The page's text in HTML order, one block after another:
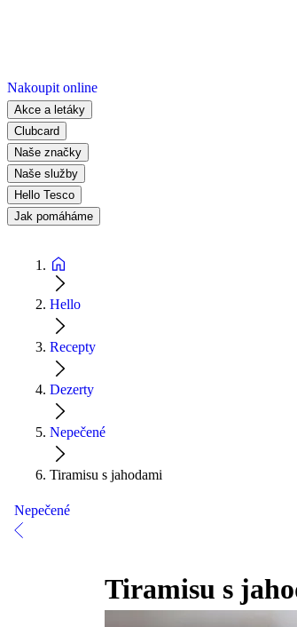
Nakoupit online
Akce a letáky
Clubcard
Naše značky
Naše služby
Hello Tesco
Jak pomáháme
Hello
Recepty
Dezerty
Nepečené
Tiramisu s jahodami
Nepečené
Tiramisu s